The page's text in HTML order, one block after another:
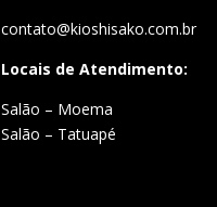
contato@kioshisako.com.br
Locais de Atendimento:
Salão – Moema
Salão – Tatuapé